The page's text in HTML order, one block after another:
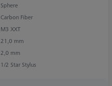
Sphere
Carbon Fiber
M3 XXT
21,0 mm
2,0 mm
1/2 Star Stylus